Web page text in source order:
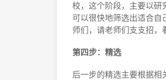
校，这个阶段，主要以研
可以很快地筛选出适合
师们，请老师们支支招，
第四步：精选
后一步的精选主要根据相